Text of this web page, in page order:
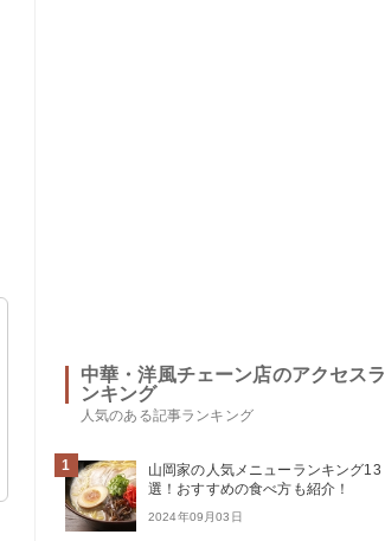
中華・洋風チェーン店のアクセスラ
ンキング
人気のある記事ランキング
1
山岡家の人気メニューランキング13
選！おすすめの食べ方も紹介！
2024年09月03日